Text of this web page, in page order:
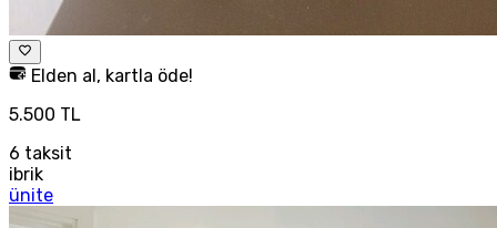
Elden al, kartla öde!
5.500 TL
6 taksit
ibrik
ünite